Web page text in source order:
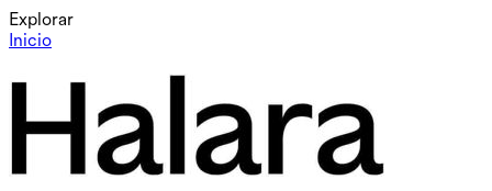
Explorar
Inicio